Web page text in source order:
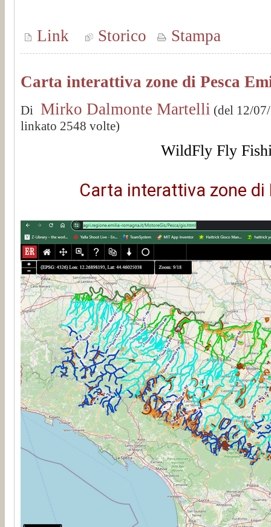
Link Storico Stampa
Carta interattiva zone di Pesca
Di Mirko Dalmonte Martelli (del 12/
linkato 2548 volte)
WildFly Fly
Carta interattiva zone di